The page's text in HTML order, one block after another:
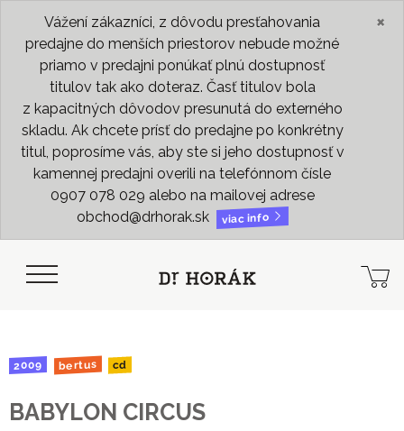
Vážení zákazníci, z dôvodu presťahovania
predajne do menších priestorov nebude možné
priamo v predajni ponúkať plnú dostupnosť
titulov tak ako doteraz. Časť titulov bola
z kapacitných dôvodov presunutá do externého
skladu. Ak chcete prísť do predajne po konkrétny
titul, poprosíme vás, aby ste si jeho dostupnosť v
kamennej predajni overili na telefónnom čísle
0907 078 029 alebo na mailovej adrese
obchod@drhorak.sk
viac info
×
2009 bertus cd
BABYLON CIRCUS